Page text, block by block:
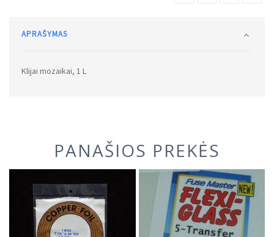
APRAŠYMAS
Klijai mozaikai, 1 L
PANAŠIOS PREKĖS